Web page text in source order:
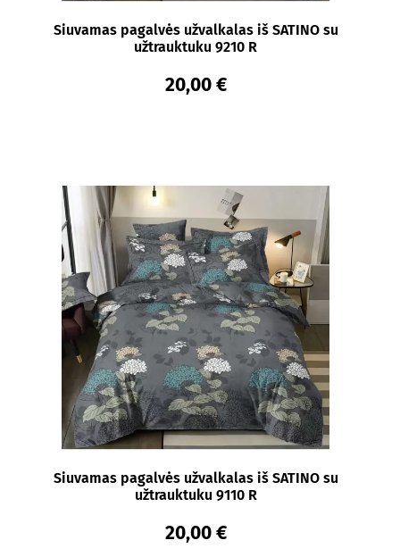
Siuvamas pagalvės užvalkalas iš SATINO su
užtrauktuku 9210 R
20,00 €
Siuvamas pagalvės užvalkalas iš SATINO su
užtrauktuku 9110 R
20,00 €